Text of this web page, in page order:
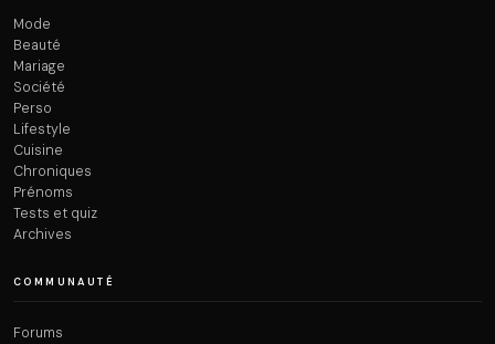
Mode
Beauté
Mariage
Société
Perso
Lifestyle
Cuisine
Chroniques
Prénoms
Tests et quiz
Archives
COMMUNAUTÉ
Forums